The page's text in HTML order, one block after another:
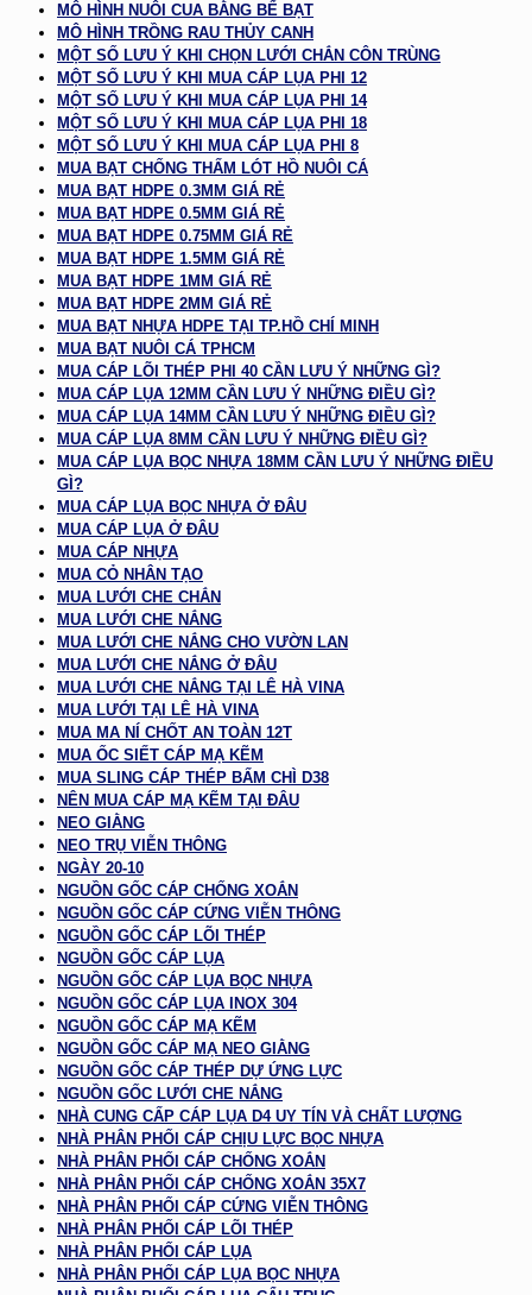
MÔ HÌNH NUÔI CUA BẰNG BỂ BẠT
MÔ HÌNH TRỒNG RAU THỦY CANH
MỘT SỐ LƯU Ý KHI CHỌN LƯỚI CHẮN CÔN TRÙNG
MỘT SỐ LƯU Ý KHI MUA CÁP LỤA PHI 12
MỘT SỐ LƯU Ý KHI MUA CÁP LỤA PHI 14
MỘT SỐ LƯU Ý KHI MUA CÁP LỤA PHI 18
MỘT SỐ LƯU Ý KHI MUA CÁP LỤA PHI 8
MUA BẠT CHỐNG THẤM LÓT HỒ NUÔI CÁ
MUA BẠT HDPE 0.3MM GIÁ RẺ
MUA BẠT HDPE 0.5MM GIÁ RẺ
MUA BẠT HDPE 0.75MM GIÁ RẺ
MUA BẠT HDPE 1.5MM GIÁ RẺ
MUA BẠT HDPE 1MM GIÁ RẺ
MUA BẠT HDPE 2MM GIÁ RẺ
MUA BẠT NHỰA HDPE TẠI TP.HỒ CHÍ MINH
MUA BẠT NUÔI CÁ TPHCM
MUA CÁP LÕI THÉP PHI 40 CẦN LƯU Ý NHỮNG GÌ?
MUA CÁP LỤA 12MM CẦN LƯU Ý NHỮNG ĐIỀU GÌ?
MUA CÁP LỤA 14MM CẦN LƯU Ý NHỮNG ĐIỀU GÌ?
MUA CÁP LỤA 8MM CẦN LƯU Ý NHỮNG ĐIỀU GÌ?
MUA CÁP LỤA BỌC NHỰA 18MM CẦN LƯU Ý NHỮNG ĐIỀU
GÌ?
MUA CÁP LỤA BỌC NHỰA Ở ĐÂU
MUA CÁP LỤA Ở ĐÂU
MUA CÁP NHỰA
MUA CỎ NHÂN TẠO
MUA LƯỚI CHE CHẮN
MUA LƯỚI CHE NẮNG
MUA LƯỚI CHE NẮNG CHO VƯỜN LAN
MUA LƯỚI CHE NẮNG Ở ĐÂU
MUA LƯỚI CHE NẮNG TẠI LÊ HÀ VINA
MUA LƯỚI TẠI LÊ HÀ VINA
MUA MA NÍ CHỐT AN TOÀN 12T
MUA ỐC SIẾT CÁP MẠ KẼM
MUA SLING CÁP THÉP BẤM CHÌ D38
NÊN MUA CÁP MẠ KẼM TẠI ĐÂU
NEO GIẰNG
NEO TRỤ VIỄN THÔNG
NGÀY 20-10
NGUỒN GỐC CÁP CHỐNG XOẮN
NGUỒN GỐC CÁP CỨNG VIỄN THÔNG
NGUỒN GỐC CÁP LÕI THÉP
NGUỒN GỐC CÁP LỤA
NGUỒN GỐC CÁP LỤA BỌC NHỰA
NGUỒN GỐC CÁP LỤA INOX 304
NGUỒN GỐC CÁP MẠ KẼM
NGUỒN GỐC CÁP MẠ NEO GIẰNG
NGUỒN GỐC CÁP THÉP DỰ ỨNG LỰC
NGUỒN GỐC LƯỚI CHE NẮNG
NHÀ CUNG CẤP CÁP LỤA D4 UY TÍN VÀ CHẤT LƯỢNG
NHÀ PHÂN PHỐI CÁP CHỊU LỰC BỌC NHỰA
NHÀ PHÂN PHỐI CÁP CHỐNG XOẮN
NHÀ PHÂN PHỐI CÁP CHỐNG XOẮN 35X7
NHÀ PHÂN PHỐI CÁP CỨNG VIỄN THÔNG
NHÀ PHÂN PHỐI CÁP LÕI THÉP
NHÀ PHÂN PHỐI CÁP LỤA
NHÀ PHÂN PHỐI CÁP LỤA BỌC NHỰA